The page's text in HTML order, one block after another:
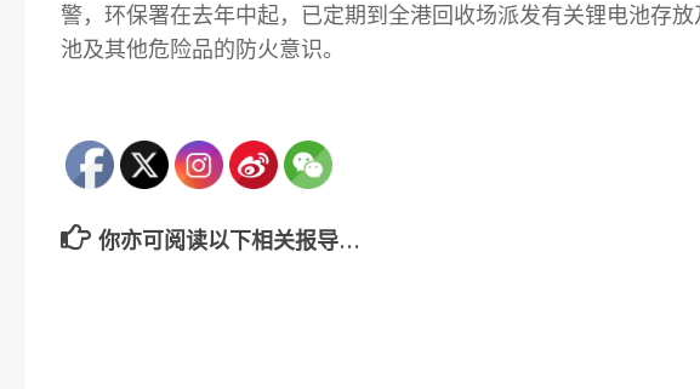
警，环保署在去年中起，已定期到全港回收场派发有关锂电池存
池及其他危险品的防火意识。
你亦可阅读以下相关报导…